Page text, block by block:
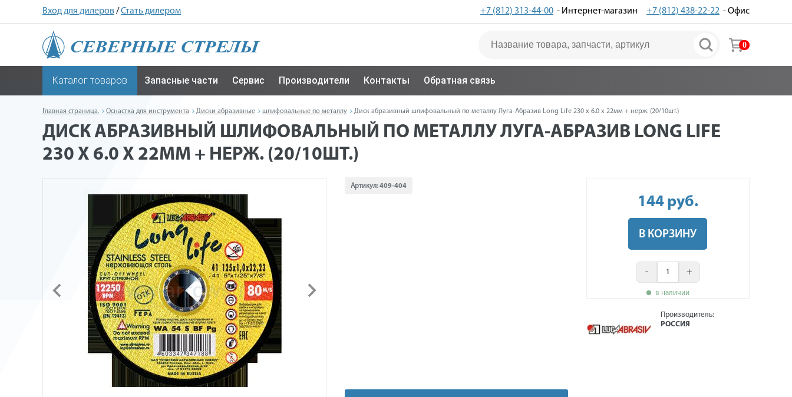
Вход для дилеров/Стать дилером +7 (812) 313-44-00 - Интернет-магазин +7 (812) 438-22-22 - Офис
0
Каталог товаров Запасные части Сервис Производители Контакты Обратная связь
Главная страница. Оснастка для инструмента Диски абразивные шлифовальные по металлу Диск абразивный шлифовальный по металлу Луга-Абразив Long Life 230 x 6.0 x 22мм + нерж. (20/10шт.)
ДИСК АБРАЗИВНЫЙ ШЛИФОВАЛЬНЫЙ ПО МЕТАЛЛУ ЛУГА-АБРАЗИВ LONG LIFE
230 X 6.0 X 22ММ + НЕРЖ. (20/10ШТ.)
Артикул:409-404
144 руб.
В КОРЗИНУ
- +
в наличии
Производитель:
РОССИЯ